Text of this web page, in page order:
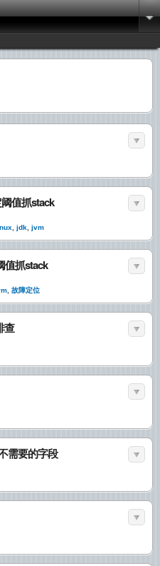
值抓stack
jdk jvm
值抓stack
故障定位
查
需要的字段